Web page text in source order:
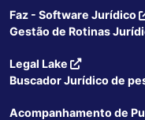
Faz - Software Jurídico
Gestão de Rotinas
Legal Lake
Buscador Jurídico de
Acompanhamento de